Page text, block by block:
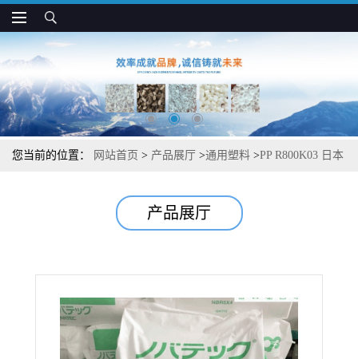
您当前的位置： 网站首页 > 产品展厅 >通用塑料 >PP R800K03 日本
产品展厅